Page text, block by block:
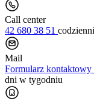
Call center
42 680 38 51
Mail
Formularz kontaktowy
dni w tygodniu